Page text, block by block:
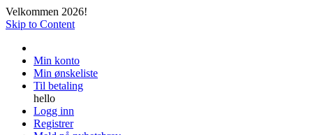
Velkommen 2026!
Skip to Content
Min konto
Min ønskeliste
Til betaling
hello
Logg inn
Registrer